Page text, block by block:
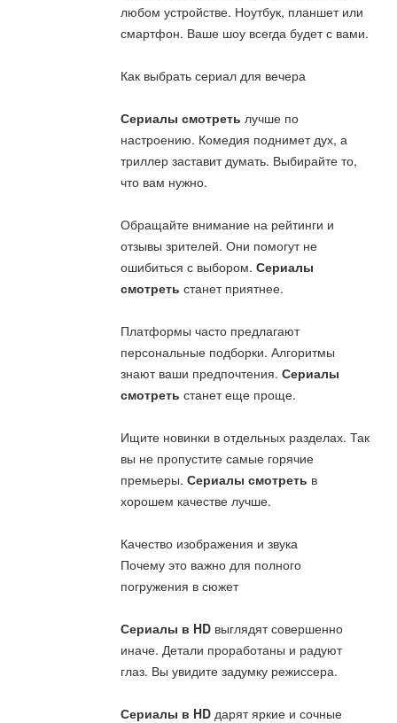
любом устройстве. Ноутбук, планшет или
смартфон. Ваше шоу всегда будет с вами.
Как выбрать сериал для вечера
Сериалы смотреть лучше по
настроению. Комедия поднимет дух, а
триллер заставит думать. Выбирайте то,
что вам нужно.
Обращайте внимание на рейтинги и
отзывы зрителей. Они помогут не
ошибиться с выбором. Сериалы
смотреть станет приятнее.
Платформы часто предлагают
персональные подборки. Алгоритмы
знают ваши предпочтения. Сериалы
смотреть станет еще проще.
Ищите новинки в отдельных разделах. Так
вы не пропустите самые горячие
премьеры. Сериалы смотреть в
хорошем качестве лучше.
Качество изображения и звука
Почему это важно для полного
погружения в сюжет
Сериалы в HD выглядят совершенно
иначе. Детали проработаны и радуют
глаз. Вы увидите задумку режиссера.
Сериалы в HD дарят яркие и сочные